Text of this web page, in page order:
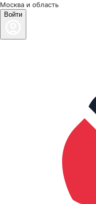
Москва и область
Войти